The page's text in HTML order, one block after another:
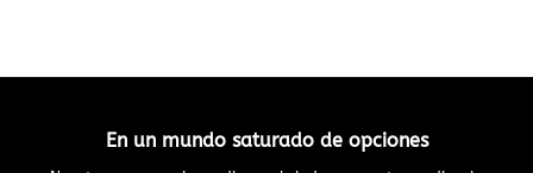
En un mundo saturado de opciones